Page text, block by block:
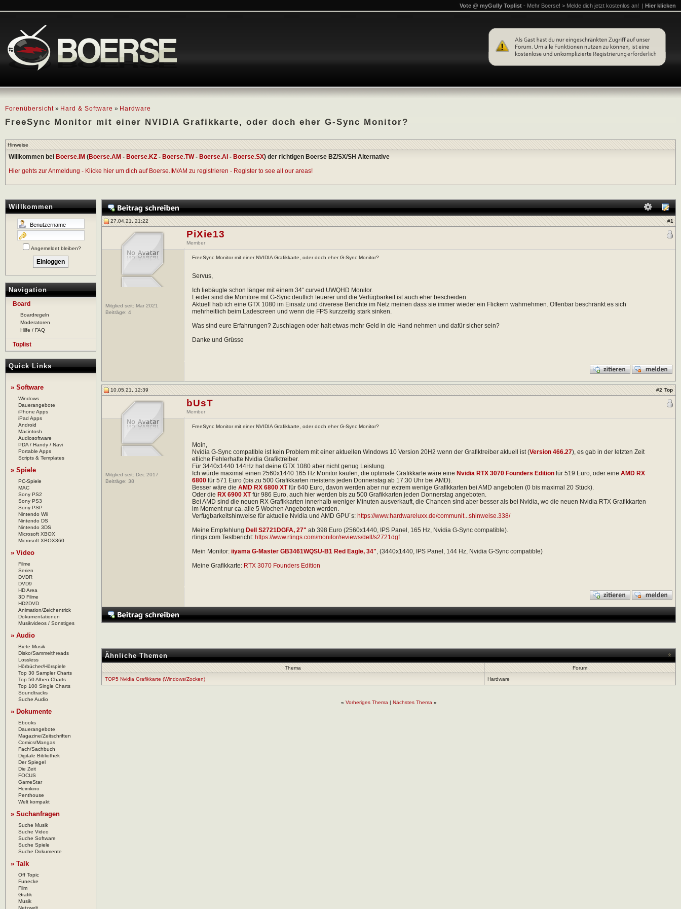
Forenübersicht » Hard & Software » Hardware
FreeSync Monitor mit einer NVIDIA Grafikkarte, oder doch eher G-Sync Monitor?
Vote @ myGully Toplist - Mehr Boerse! > Melde dich jetzt kostenlos an! | Hier klicken
Hinweise
Willkommen bei Boerse.IM (Boerse.AM - Boerse.KZ - Boerse.TW- Boerse.AI - Boerse.SX) der richtigen Boerse BZ/SX/SH Alternative
Hier gehts zur Anmeldung - Klicke hier um dich auf Boerse.IM/AM zu registrieren - Register to see all our areas!
Willkommen
Angemeldet bleiben?
Navigation
Board
Boardregeln
Moderatoren
Hilfe / FAQ
Toplist
Quick Links
» Software
Windows
Dauerangebote
iPhone Apps
iPad Apps
Android
Macintosh
Audiosoftware
PDA / Handy / Navi
Portable Apps
Scripts & Templates
» Spiele
PC-Spiele
MAC
Sony PS2
Sony PS3
Sony PSP
Nintendo Wii
Nintendo DS
Nintendo 3DS
Microsoft XBOX
Microsoft XBOX360
» Video
Filme
Serien
DVDR
DVD9
HD Area
3D Filme
HD2DVD
Animation/Zeichentrick
Dokumentationen
Musikvideos / Sonstiges
» Audio
Biete Musik
Disko/Sammelthreads
Lossless
Hörbücher/Hörspiele
Top 30 Sampler Charts
Top 50 Alben Charts
Top 100 Single Charts
Soundtracks
Suche Audio
» Dokumente
Ebooks
Dauerangebote
Magazine/Zeitschriften
Comics/Mangas
Fach/Sachbuch
Digitale Bibliothek
Der Spiegel
Die Zeit
FOCUS
GameStar
Heimkino
Penthouse
Welt kompakt
» Suchanfragen
Suche Musik
Suche Video
Suche Software
Suche Spiele
Suche Dokumente
» Talk
Off Topic
Funecke
Film
Grafik
Musik
27.04.21, 21:22 #1
Mitglied seit: Mar 2021
Beiträge: 4
PiXie13
Member
FreeSync Monitor mit einer NVIDIA Grafikkarte, oder doch eher G-Sync Monitor?
Servus,
Ich liebäugle schon länger mit einem 34“ curved UWQHD Monitor.
Leider sind die Monitore mit G-Sync deutlich teuerer und die Verfügbarkeit ist auch eher bescheiden.
Aktuell hab ich eine GTX 1080 im Einsatz und diverese Berichte im Netz meinen dass sie immer wieder ein Flickern wahrnehmen. Offenbar beschränkt es sich
mehrheitlich beim Ladescreen und wenn die FPS kurzzeitig stark sinken.
Was sind eure Erfahrungen? Zuschlagen oder halt etwas mehr Geld in die Hand nehmen und dafür sicher sein?
Danke und Grüsse
10.05.21, 12:39 #2 Top
Mitglied seit: Dec 2017
Beiträge: 38
bUsT
Member
FreeSync Monitor mit einer NVIDIA Grafikkarte, oder doch eher G-Sync Monitor?
Moin,
Nvidia G-Sync compatible ist kein Problem mit einer aktuellen Windows 10 Version 20H2 wenn der Grafiktreiber aktuell ist (Version 466.27), es gab in der letzten Zeit
etliche Fehlerhafte Nvidia Grafiktreiber.
Für 3440x1440 144Hz hat deine GTX 1080 aber nicht genug Leistung.
Ich würde maximal einen 2560x1440 165 Hz Monitor kaufen, die optimale Grafikkarte wäre eine Nvidia RTX 3070 Founders Edition für 519 Euro, oder eine AMD RX
6800 für 571 Euro (bis zu 500 Grafikkarten meistens jeden Donnerstag ab 17:30 Uhr bei AMD).
Besser wäre die AMD RX 6800 XTfür 640 Euro, davon werden aber nur extrem wenige Grafikkarten bei AMD angeboten (0 bis maximal 20 Stück).
Oder die RX 6900 XTfür 986 Euro, auch hier werden bis zu 500 Grafikkarten jeden Donnerstag angeboten.
Bei AMD sind die neuen RX Grafikkarten innerhalb weniger Minuten ausverkauft, die Chancen sind aber besser als bei Nvidia, wo die neuen Nvidia RTX Grafikkarten
im Moment nur ca. alle 5 Wochen Angeboten werden.
Verfügbarkeitshinweise für aktuelle Nvidia und AMD GPU´s: https://www.hardwareluxx.de/communit...shinweise.338/
Meine Empfehlung Dell S2721DGFA, 27" ab 398 Euro (2560x1440, IPS Panel, 165 Hz, Nvidia G-Sync compatible).
rtings.com Testbericht: https://www.rtings.com/monitor/reviews/dell/s2721dgf
Mein Monitor: iiyama G-Master GB3461WQSU-B1 Red Eagle, 34", (3440x1440, IPS Panel, 144 Hz, Nvidia G-Sync compatible)
Meine Grafikkarte: RTX 3070 Founders Edition
Ähnliche Themen
Thema
Forum
TOP5 Nvidia Grafikkarte (Windows/Zocken)
Hardware
« Vorheriges Thema| Nächstes Thema »